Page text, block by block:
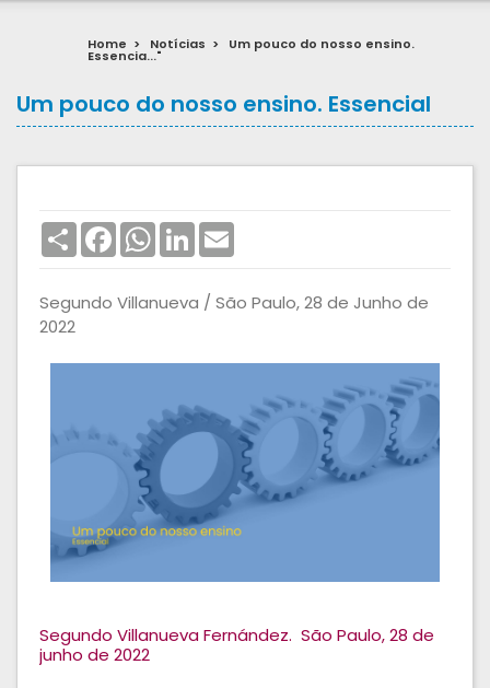
Home > Notícias > Um pouco do nosso ensino.
Essencia..."
Um pouco do nosso ensino. Essencial
ShareFacebookWhatsApp
LinkedIn
Segundo Villanueva / São Paulo, 28 de Junho de
2022
Segundo Villanueva Fernández. São Paulo, 28 de
junho de 2022